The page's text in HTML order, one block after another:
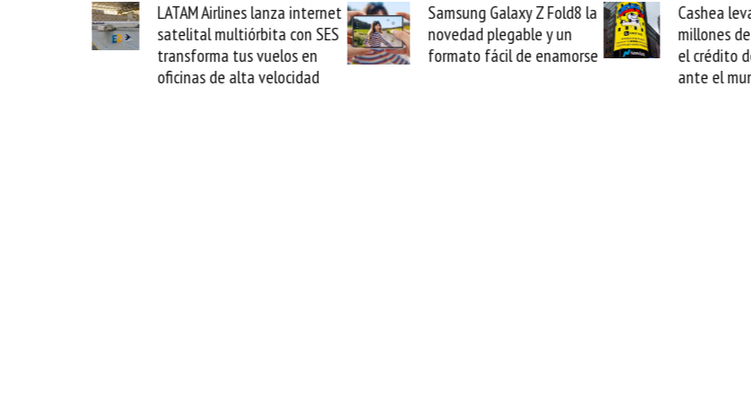
Airlines lanza internet
multiórbita con SES
tus vuelos en
Samsung Galaxy Z Fold8 la
novedad plegable y un
formato fácil de enamorse
Cashea levanta 100
millones de dólares y valida
el crédito del venezolano